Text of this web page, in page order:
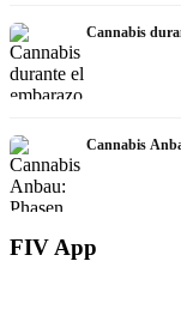
Cannabis
Cannabis
FIV App